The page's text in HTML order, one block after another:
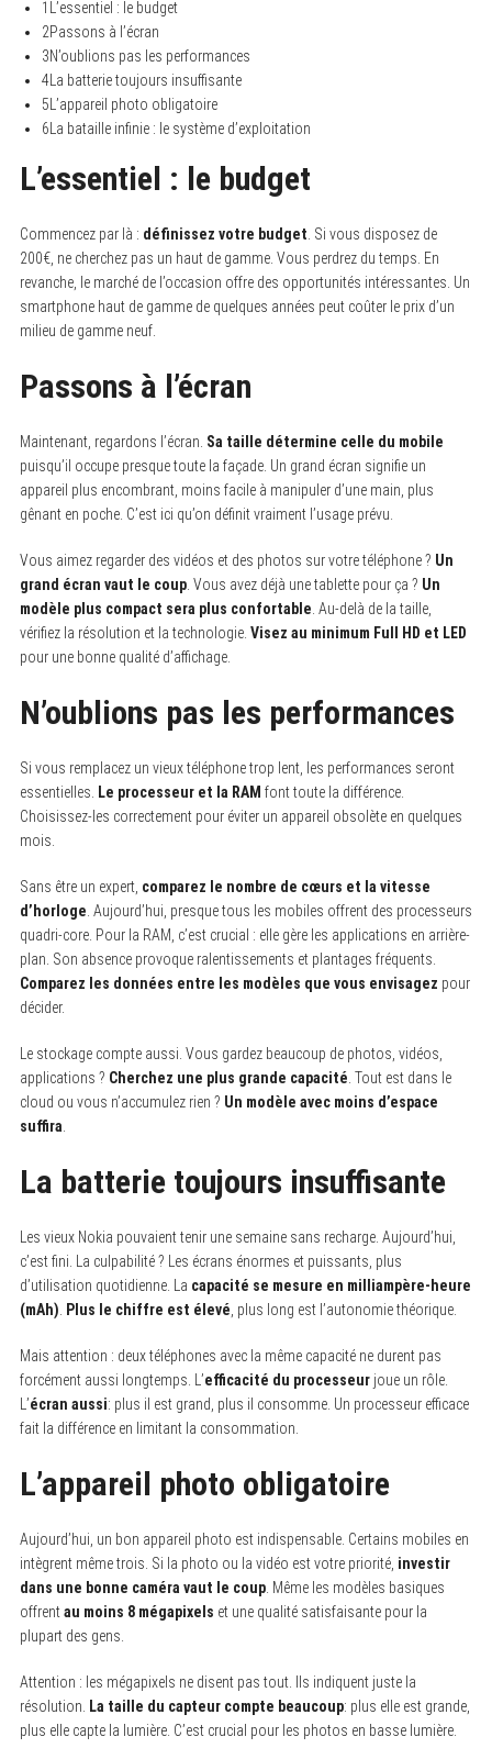
1 L’essentiel : le budget
2Passons à l’écran
3N’oublions pas les performances
4La batterie toujours insuffisante
5 L’appareil photo obligatoire
6 La bataille infinie : le système d’exploitation
L’essentiel : le budget
Commencez par là : définissez votre budget . Si vous disposez de
200€, ne cherchez pas un haut de gamme. Vous perdrez du temps. En
revanche, le marché de l’occasion offre des opportunités intéressantes. Un
smartphone haut de gamme de quelques années peut coûter le prix d’un
milieu de gamme neuf.
Passons à l’écran
Maintenant, regardons l’écran. Sa taille détermine celle du mobile
puisqu’il occupe presque toute la façade. Un grand écran signifie un
appareil plus encombrant, moins facile à manipuler d’une main, plus
gênant en poche. C’est ici qu’on définit vraiment l’usage prévu.
Vous aimez regarder des vidéos et des photos sur votre téléphone ? Un
grand écran vaut le coup. Vous avez déjà une tablette pour ça ? Un
modèle plus compact sera plus confortable . Au-delà de la taille,
vérifiez la résolution et la technologie. Visez au minimum Full HD et LED
pour une bonne qualité d’affichage.
N’oublions pas les performances
Si vous remplacez un vieux téléphone trop lent, les performances seront
essentielles.
Le processeur et la RAM font toute la différence.
Choisissez-les correctement pour éviter un appareil obsolète en quelques
mois.
Sans être un expert, comparez le nombre de cœurs et la vitesse
d’horloge . Aujourd’hui, presque tous les mobiles offrent des processeurs
quadri-core. Pour la RAM, c’est crucial : elle gère les applications en arrière-
plan. Son absence provoque ralentissements et plantages fréquents.
Comparez les données entre les modèles que vous envisagez pour
décider.
Le stockage compte aussi. Vous gardez beaucoup de photos, vidéos,
applications ? Cherchez une plus grande capacité . Tout est dans le
cloud ou vous n’accumulez rien ? Un modèle avec moins d’espace
suffira
La batterie toujours insuffisante
Les vieux Nokia pouvaient tenir une semaine sans recharge. Aujourd’hui,
c’est fini. La culpabilité ? Les écrans énormes et puissants, plus
d’utilisation quotidienne. La capacité se mesure en milliampère-heure
(mAh)
Plus le chiffre est élevé , plus long est l’autonomie théorique.
Mais attention : deux téléphones avec la même capacité ne durent pas
forcément aussi longtemps. L’efficacité du processeurjoue un rôle.
L’écran aussi: plus il est grand, plus il consomme. Un processeur efficace
fait la différence en limitant la consommation.
L’appareil photo obligatoire
Aujourd’hui, un bon appareil photo est indispensable. Certains mobiles en
intègrent même trois. Si la photo ou la vidéo est votre priorité, investir
dans une bonne caméra vaut le coup. Même les modèles basiques
offrentau moins 8 mégapixels et une qualité satisfaisante pour la
plupart des gens.
Attention : les mégapixels ne disent pas tout. Ils indiquent juste la
résolution.
La taille du capteur compte beaucoup: plus elle est grande,
plus elle capte la lumière. C’est crucial pour les photos en basse lumière.